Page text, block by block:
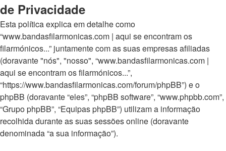
de Privacidade
Esta política explica em detalhe como
“www.bandasfilarmonicas.com | aqui se encontram os
filarmónicos...” juntamente com as suas empresas afiliadas
(doravante "nós", "nosso", “www.bandasfilarmonicas.com |
aqui se encontram os filarmónicos...”,
“https://www.bandasfilarmonicas.com/forum/phpBB”) e o
phpBB (doravante “eles”, “phpBB software”, “www.phpbb.com”,
“Grupo phpBB”, “Equipas phpBB”) utilizam a informação
recolhida durante as suas sessões online (doravante
denominada “a sua informação”).